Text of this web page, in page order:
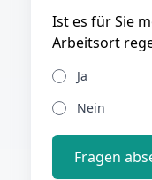
Ist es für Sie
Arbeitsort
Ja
Nein
Fragen